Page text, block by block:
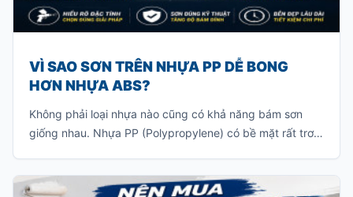
VÌ SAO SƠN TRÊN NHỰA PP DỄ BONG
HƠN NHỰA ABS?
Không phải loại nhựa nào cũng có khả năng bám sơn
giống nhau. Nhựa PP (Polypropylene) có bề mặt rất trơn
sơn rất dễ bong tróc khi va chạm hoặc sau một thời gian